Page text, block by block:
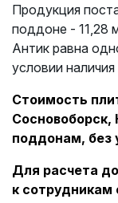
Продукция
поддоне - 11,28
Антик равна
условии
Стоимость
Сосновоборск,
поддонам, без
Для расчета
к